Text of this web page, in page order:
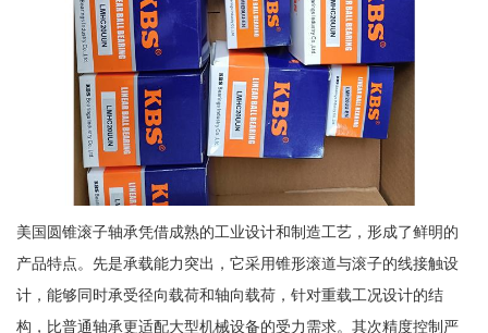
美国圆锥滚子轴承凭借成熟的工业设计和制造工艺，形成了鲜明的
产品特点。先是承载能力突出，它采用锥形滚道与滚子的线接触设
计，能够同时承受径向载荷和轴向载荷，针对重载工况设计的结
构，比普通轴承更适配大型机械设备的受力需求。其次精度控制严